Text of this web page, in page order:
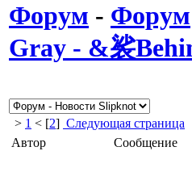
Форум - Форум
Gray - &裟
> 1 < [2] Следующая страница
Автор
Сообщение